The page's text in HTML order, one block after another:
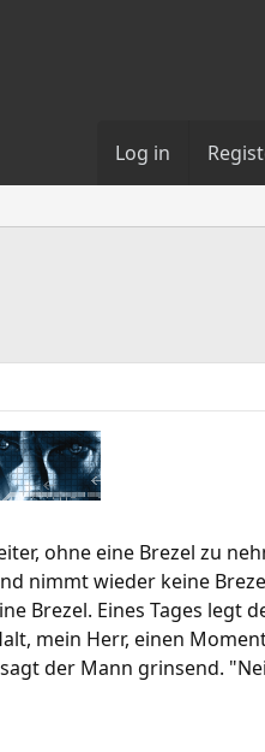
Log in
ohne eine Brezel zu
nimmt wieder keine
Brezel. Eines Tages legt
mein Herr, einen
der Mann grinsend.